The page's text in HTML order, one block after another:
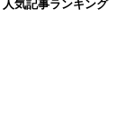
人気記事ランキング